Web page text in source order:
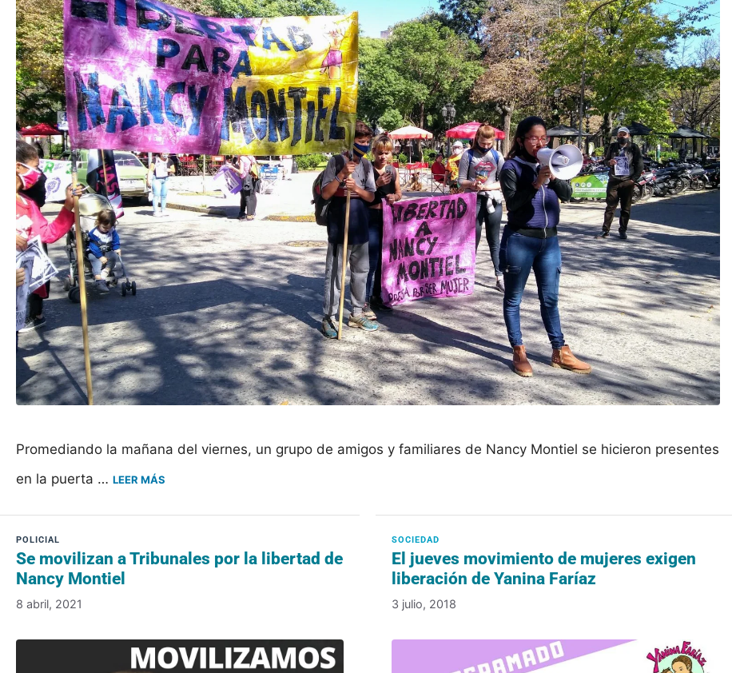
Promediando la mañana del viernes, un grupo de amigos y familiares de Nancy Montiel se hicieron presentes
en la puerta … LEER MÁS
Se movilizan a Tribunales por la libertad de
Nancy Montiel
8 abril, 2021
El jueves movimiento de mujeres exigen
liberación de Yanina Faríaz
3 julio, 2018